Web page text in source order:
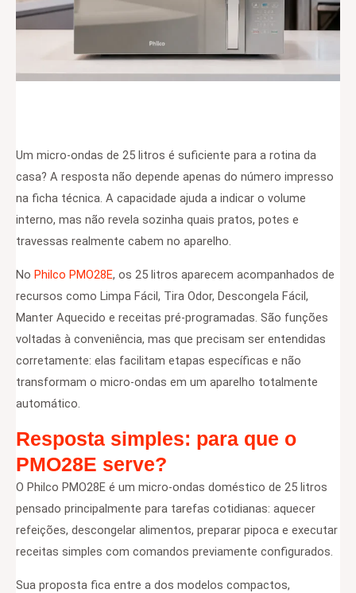
Um micro-ondas de 25 litros é suficiente para a rotina da
casa? A resposta não depende apenas do número impresso
na ficha técnica. A capacidade ajuda a indicar o volume
interno, mas não revela sozinha quais pratos, potes e
travessas realmente cabem no aparelho.
No Philco PMO28E, os 25 litros aparecem acompanhados de
recursos como Limpa Fácil, Tira Odor, Descongela Fácil,
Manter Aquecido e receitas pré-programadas. São funções
voltadas à conveniência, mas que precisam ser entendidas
corretamente: elas facilitam etapas específicas e não
transformam o micro-ondas em um aparelho totalmente
automático.
Resposta simples: para que o
PMO28E serve?
O Philco PMO28E é um micro-ondas doméstico de 25 litros
pensado principalmente para tarefas cotidianas: aquecer
refeições, descongelar alimentos, preparar pipoca e executar
receitas simples com comandos previamente configurados.
Sua proposta fica entre a dos modelos compactos,